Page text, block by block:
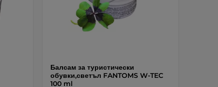
Балсам за туристически
обувки,светъл FANTOMS W-TEC
100 ml